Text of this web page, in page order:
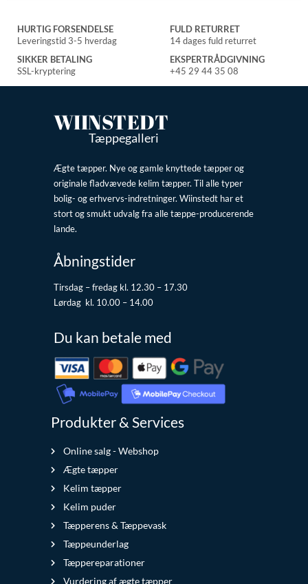
HURTIG FORSENDELSE
Leveringstid 3-5 hverdag
FULD RETURRET
14 dages fuld returret
SIKKER BETALING
SSL-kryptering
EKSPERTRÅDGIVNING
+45 29 44 35 08
WIINSTEDT
Tæppegalleri
Ægte tæpper. Nye og gamle knyttede tæpper og
originale fladvævede kelim tæpper. Til alle typer
bolig- og erhvervs-indretninger. Wiinstedt har et
stort og smukt udvalg fra alle tæppe-producerende
lande.
Åbningstider
Tirsdag – fredag kl. 12.30 – 17.30
Lørdag kl. 10.00 – 14.00
Du kan betale med
Produkter & Services
Online salg - Webshop
Ægte tæpper
Kelim tæpper
Kelim puder
Tæpperens & Tæppevask
Tæppeunderlag
Tæppereparationer
Vurdering af ægte tæpper